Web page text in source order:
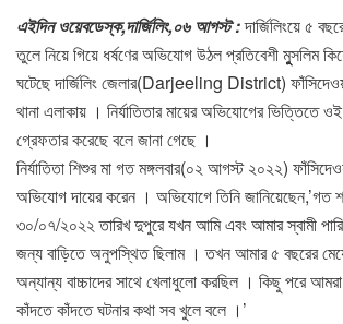
এইদিন ওয়েবডেস্ক,দার্জিলিং,০৬ আগস্ট :দার্জিলিংয়ে ৫
তুলে নিয়ে গিয়ে ধর্ষণের অভিযোগ উঠল প্রতিবেশী মুুুসলিম
ঘটেছে দার্জিলিং জেলার(Darjeeling District)
থানা এলাকায় । নির্যাতিতার মায়ের অভিযোগের ভিত্তিতে
গ্রেফতার করেছে বলে জানা গেছে ।
নির্যাতিতা শিশুর মা গত মঙ্গলবার(০২ আগস্ট ২০২২)
অভিযোগ দায়ের করেন । অভিযোগে তিনি জানিয়েছেন,’গত
৩০/০৭/২০২২ তারিখ দুপুরে যখন আমি এবং আমার স্বামী
জন্য বাড়িতে অনুপস্থিত ছিলাম । তখন আমার ৫ বছরের মেয়ে
অন্যান্য বাচ্চাদের সাথে খেলাধুলো করছিল । কিছু পরে
কাঁদতে কাঁদতে ঘটনার কথা সব খুলে বলে ।’